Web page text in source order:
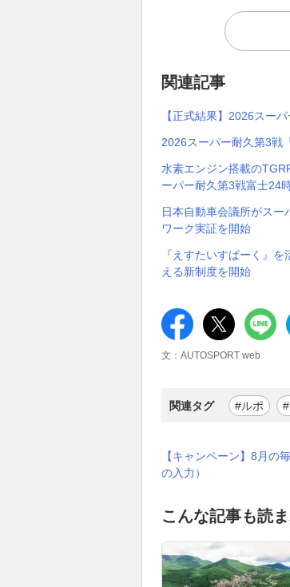
関連記事
【正式結果】2026スー
2026スーパー耐久第3戦
水素エンジン搭載の
ーパー耐久第3戦富士24
日本自動車会議所がスー
ワーク実証を開始
『えすたいすぱーく』
える新制度を開始
文：AUTOSPORT web
関連タグ #ルポ
【キャンペーン】8月の
の入力）
こんな記事も読